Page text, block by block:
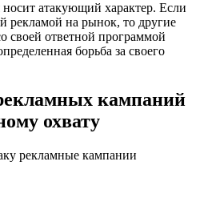
атакующий характер. Если
рекламой на рынок, то другие
своей ответной программой
борьба за своего
кампаний
охвату
рекламные кампании